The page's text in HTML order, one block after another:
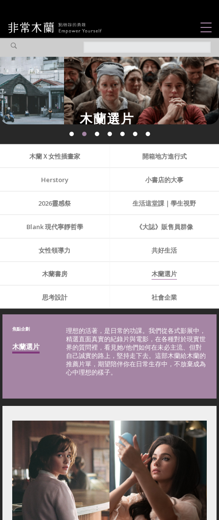
觀點專欄
焦點企劃
社會企業
認識我們
木蘭選片
木蘭Ｘ女性插畫家 開箱地方進行式
Herstory 小書店的大事
2026靈感祭 生活這堂課｜學生視野
Blank 現代寧靜哲學 《大誌》販售員群像
女性領導力 共好生活
木蘭書房 木蘭選片
思考設計 社會企業
焦點企劃
木蘭選片
理想的活著，是日常的功課。我們從各式影展中，
精選直面真實的紀錄片與電影，在各種對於現實世
界的質問裡，看見她/他們如何在未必主流、但對
自己誠實的路上，堅持走下去。這部木蘭給木蘭的
推薦片單，期望陪伴你在日常生存中，不放棄成為
心中理想的樣子。